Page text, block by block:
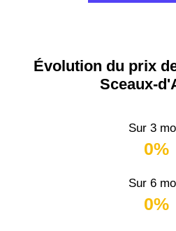
Évolution du prix
Sceaux-
Sur 3
0%
Sur 6
0%